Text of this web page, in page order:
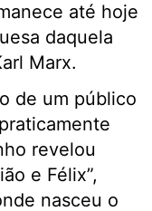
até hoje
daquela
Marx.
de um público
revelou
e Félix”,
nasceu o